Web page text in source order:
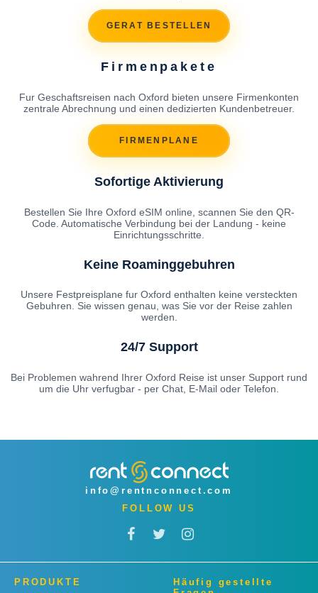
GERAT BESTELLEN
Firmenpakete
Fur Geschaftsreisen nach Oxford bieten unsere Firmenkonten
zentrale Abrechnung und einen dedizierten Kundenbetreuer.
FIRMENPLANE
Sofortige Aktivierung
Bestellen Sie Ihre Oxford eSIM online, scannen Sie den QR-
Code. Automatische Verbindung bei der Landung - keine
Einrichtungsschritte.
Keine Roaminggebuhren
Unsere Festpreisplane fur Oxford enthalten keine versteckten
Gebuhren. Sie wissen genau, was Sie vor der Reise zahlen
werden.
24/7 Support
Bei Problemen wahrend Ihrer Oxford Reise ist unser Support rund
um die Uhr verfugbar - per Chat, E-Mail oder Telefon.
info@rentnconnect.com
FOLLOW US
PRODUKTE
Häufig gestellte